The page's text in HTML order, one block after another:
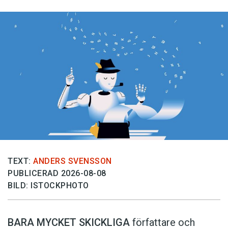
TEXT: ANDERS SVENSSON
PUBLICERAD 2026-08-08
BILD: ISTOCKPHOTO
BARA MYCKET SKICKLIGA författare och